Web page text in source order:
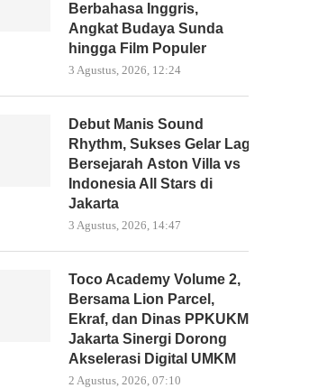
Berbahasa Inggris,
Angkat Budaya Sunda
hingga Film Populer
3 Agustus, 2026, 12:24
Debut Manis Sound
Rhythm, Sukses Gelar Laga
Bersejarah Aston Villa vs
Indonesia All Stars di
Jakarta
3 Agustus, 2026, 14:47
Toco Academy Volume 2,
Bersama Lion Parcel,
Ekraf, dan Dinas PPKUKM
Jakarta Sinergi Dorong
Akselerasi Digital UMKM
2 Agustus, 2026, 07:10